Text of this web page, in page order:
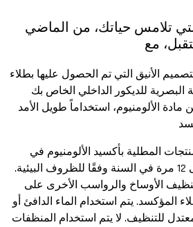
تلامس حياتك، من الماضي
الأنيق التي تم الحصول عليها بطلاء
الألومنيوم، استخداماً طويل الأمد
المطلية بأكسيد الألومنيوم في
مكان الاستخدام من 2 إلى 12 مرة في السنة وفقًا للظروف البيئية.
الأوساخ والرواسب الأخرى على
المؤكسد. يتم استخدام الماء الدافئ أو
للتنظيف. لا يتم استخدام المنظفات